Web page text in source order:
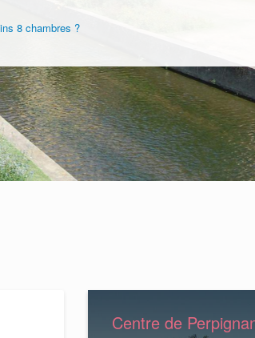
8 chambres ?
Centre de